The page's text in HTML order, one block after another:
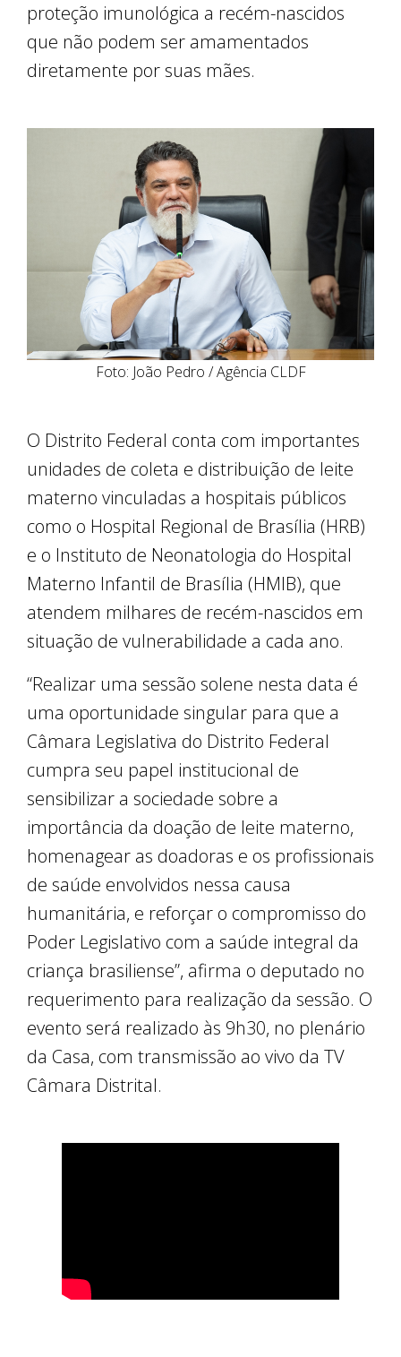
proteção imunológica a recém-nascidos
que não podem ser amamentados
diretamente por suas mães.
Foto: João Pedro / Agência CLDF
O Distrito Federal conta com importantes
unidades de coleta e distribuição de leite
materno vinculadas a hospitais públicos
como o Hospital Regional de Brasília (HRB)
e o Instituto de Neonatologia do Hospital
Materno Infantil de Brasília (HMIB), que
atendem milhares de recém-nascidos em
situação de vulnerabilidade a cada ano.
“Realizar uma sessão solene nesta data é
uma oportunidade singular para que a
Câmara Legislativa do Distrito Federal
cumpra seu papel institucional de
sensibilizar a sociedade sobre a
importância da doação de leite materno,
homenagear as doadoras e os profissionais
de saúde envolvidos nessa causa
humanitária, e reforçar o compromisso do
Poder Legislativo com a saúde integral da
criança brasiliense”, afirma o deputado no
requerimento para realização da sessão. O
evento será realizado às 9h30, no plenário
da Casa, com transmissão ao vivo da TV
Câmara Distrital.